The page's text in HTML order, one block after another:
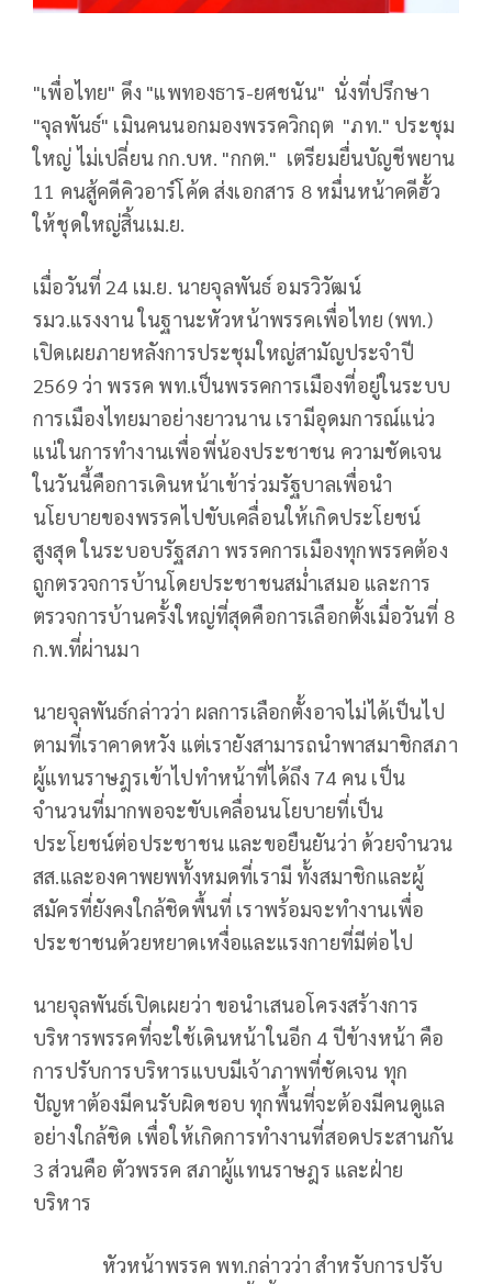
"เพื่อไทย" ดึง "แพทองธาร-ยศชนัน" นั่งที่ปรึกษา
"จุลพันธ์" เมินคนนอกมองพรรควิกฤต "ภท." ประชุม
ใหญ่ ไม่เปลี่ยน กก.บห. "กกต." เตรียมยื่นบัญชีพยาน
11 คนสู้คดีคิวอาร์โค้ด ส่งเอกสาร 8 หมื่นหน้าคดีฮั้ว
ให้ชุดใหญ่สิ้นเม.ย.
เมื่อวันที่ 24 เม.ย. นายจุลพันธ์ อมรวิวัฒน์
รมว.แรงงาน ในฐานะหัวหน้าพรรคเพื่อไทย (พท.)
เปิดเผยภายหลังการประชุมใหญ่สามัญประจำปี
2569 ว่า พรรค พท.เป็นพรรคการเมืองที่อยู่ในระบบ
การเมืองไทยมาอย่างยาวนาน เรามีอุดมการณ์แน่ว
แน่ในการทำงานเพื่อพี่น้องประชาชน ความชัดเจน
ในวันนี้คือการเดินหน้าเข้าร่วมรัฐบาลเพื่อนำ
นโยบายของพรรคไปขับเคลื่อนให้เกิดประโยชน์
สูงสุด ในระบอบรัฐสภา พรรคการเมืองทุกพรรคต้อง
ถูกตรวจการบ้านโดยประชาชนสม่ำเสมอ และการ
ตรวจการบ้านครั้งใหญ่ที่สุดคือการเลือกตั้งเมื่อวันที่ 8
ก.พ.ที่ผ่านมา
นายจุลพันธ์กล่าวว่า ผลการเลือกตั้งอาจไม่ได้เป็นไป
ตามที่เราคาดหวัง แต่เรายังสามารถนำพาสมาชิกสภา
ผู้แทนราษฎรเข้าไปทำหน้าที่ได้ถึง 74 คน เป็น
จำนวนที่มากพอจะขับเคลื่อนนโยบายที่เป็น
ประโยชน์ต่อประชาชน และขอยืนยันว่า ด้วยจำนวน
สส.และองคาพยพทั้งหมดที่เรามี ทั้งสมาชิกและผู้
สมัครที่ยังคงใกล้ชิดพื้นที่ เราพร้อมจะทำงานเพื่อ
ประชาชนด้วยหยาดเหงื่อและแรงกายที่มีต่อไป
นายจุลพันธ์เปิดเผยว่า ขอนำเสนอโครงสร้างการ
บริหารพรรคที่จะใช้เดินหน้าในอีก 4 ปีข้างหน้า คือ
การปรับการบริหารแบบมีเจ้าภาพที่ชัดเจน ทุก
ปัญหาต้องมีคนรับผิดชอบ ทุกพื้นที่จะต้องมีคนดูแล
อย่างใกล้ชิด เพื่อให้เกิดการทำงานที่สอดประสานกัน
3 ส่วนคือ ตัวพรรค สภาผู้แทนราษฎร และฝ่าย
บริหาร
หัวหน้าพรรค พท.กล่าวว่า สำหรับการปรับ